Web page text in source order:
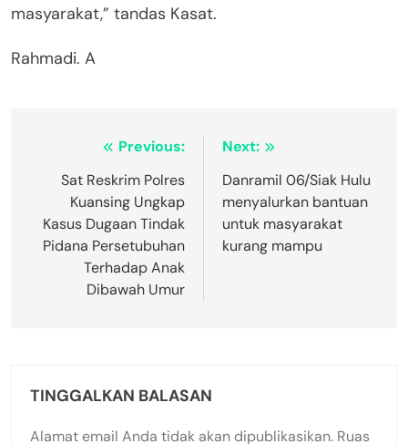
masyarakat,” tandas Kasat.
Rahmadi. A
Navigasi
pos
Previous:
Sat Reskrim Polres
Kuansing Ungkap
Kasus Dugaan Tindak
Pidana Persetubuhan
Terhadap Anak
Dibawah Umur
Next:
Danramil 06/Siak Hulu
menyalurkan bantuan
untuk masyarakat
kurang mampu
TINGGALKAN BALASAN
Alamat email Anda tidak akan dipublikasikan. Ruas